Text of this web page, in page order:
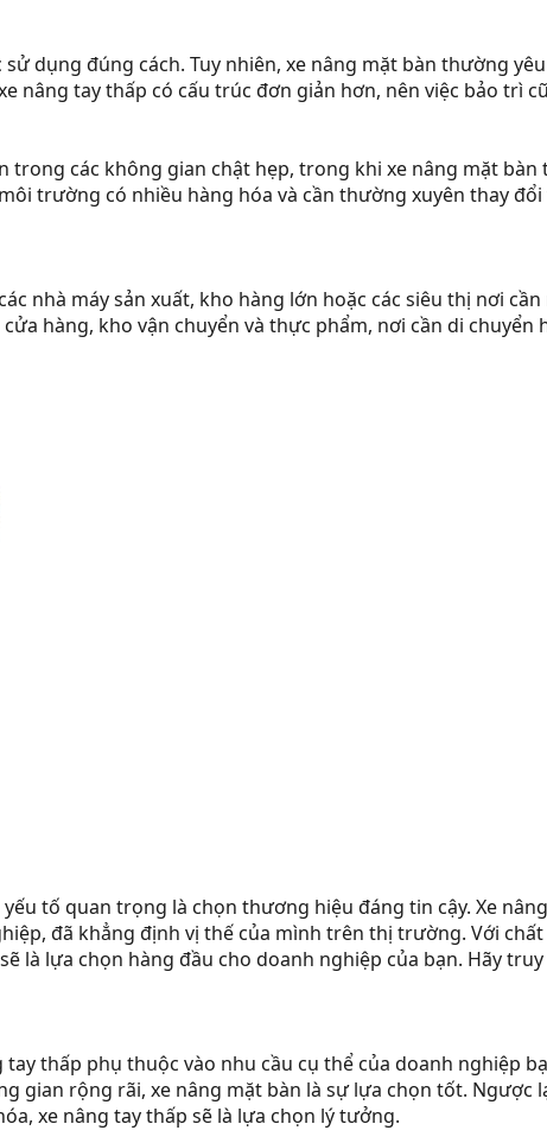
dụng đúng cách. Tuy nhiên, xe nâng mặt bàn thường
nâng tay thấp có cấu trúc đơn giản hơn, nên việc bảo trì
trong các không gian chật hẹp, trong khi xe nâng mặt
trường có nhiều hàng hóa và cần thường xuyên thay
nhà máy sản xuất, kho hàng lớn hoặc các siêu thị nơi
hàng, kho vận chuyển và thực phẩm, nơi cần di chuyển
tố quan trọng là chọn thương hiệu đáng tin cậy. Xe
đã khẳng định vị thế của mình trên thị trường. Với
là lựa chọn hàng đầu cho doanh nghiệp của bạn. Hãy
thấp phụ thuộc vào nhu cầu cụ thể của doanh nghiệp
gian rộng rãi, xe nâng mặt bàn là sự lựa chọn tốt. Ngược
xe nâng tay thấp sẽ là lựa chọn lý tưởng.